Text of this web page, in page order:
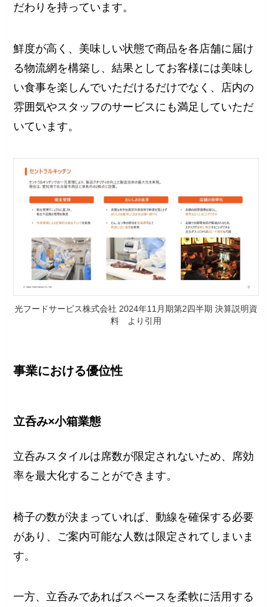
だわりを持っています。
鮮度が高く、美味しい状態で商品を各店舗に届け
る物流網を構築し、結果としてお客様には美味し
い食事を楽しんでいただけるだけでなく、店内の
雰囲気やスタッフのサービスにも満足していただ
いています。
光フードサービス株式会社 2024年11月期第2四半期 決算説明資
料 より引用
事業における優位性
⽴呑み×小箱業態
立呑みスタイルは席数が限定されないため、席効
率を最大化することができます。
椅子の数が決まっていれば、動線を確保する必要
があり、ご案内可能な人数は限定されてしまいま
す。
一方、立呑みであればスペースを柔軟に活用する